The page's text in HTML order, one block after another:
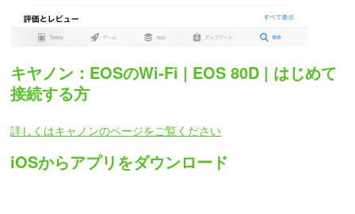
キヤノン：EOSのWi-Fi | EOS 80D | はじめて
接続する方
詳しくはキャノンのページをご覧ください
iOSからアプリをダウンロード